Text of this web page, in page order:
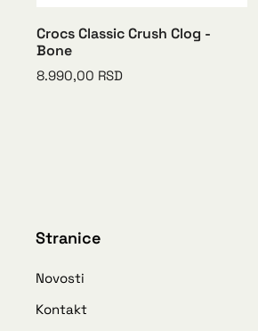
Crocs Classic Crush Clog -
Bone
8.990,00 RSD
Stranice
Novosti
Kontakt